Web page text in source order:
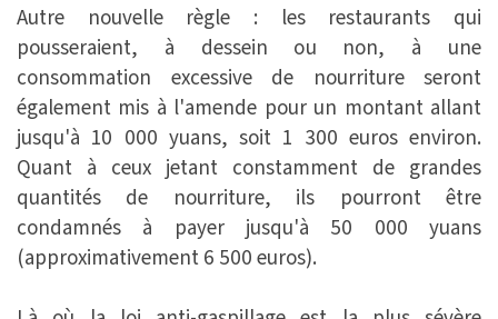
Autre nouvelle règle : les restaurants qui
pousseraient, à dessein ou non, à une
consommation excessive de nourriture seront
également mis à l'amende pour un montant allant
jusqu'à 10 000 yuans, soit 1 300 euros environ.
Quant à ceux jetant constamment de grandes
quantités de nourriture, ils pourront être
condamnés à payer jusqu'à 50 000 yuans
(approximativement 6 500 euros).